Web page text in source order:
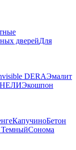
дверейДля
DERAЭмалит
Экошпон
КапучиноБетон
ТемныйСонома